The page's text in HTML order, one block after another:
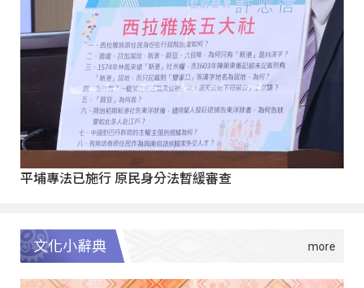
平埔專法已施行 原民身分法暫緩審查
文化小辭典